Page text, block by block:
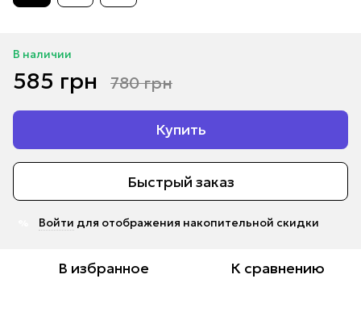
В наличии
585 грн 780 грн
Купить
Быстрый заказ
Войти для отображения накопительной скидки
В избранное К сравнению